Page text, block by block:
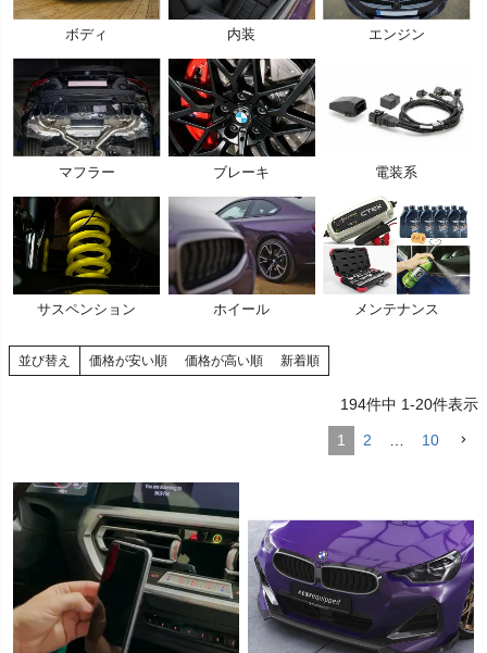
ボディ 内装 エンジン
マフラー ブレーキ 電装系
サスペンション ホイール メンテナンス
並び替え 価格が安い順 価格が高い順 新着順
194件中 1-20件表示
1 2 … 10